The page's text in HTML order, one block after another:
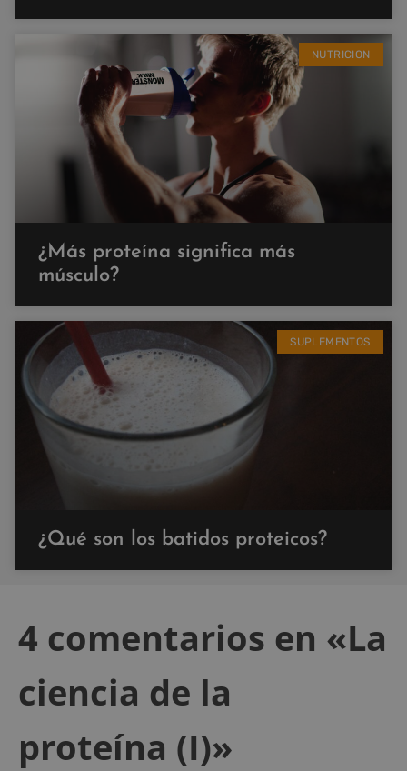
NUTRICION
¿Más proteína significa más
músculo?
SUPLEMENTOS
¿Qué son los batidos proteicos?
4 comentarios en «La
ciencia de la
proteína (I)»